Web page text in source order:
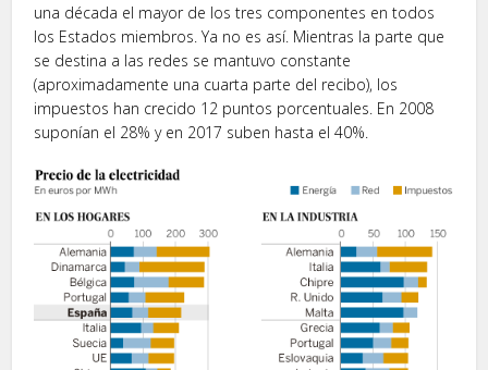
una década el mayor de los tres componentes en todos
los Estados miembros. Ya no es así. Mientras la parte que
se destina a las redes se mantuvo constante
(aproximadamente una cuarta parte del recibo), los
impuestos han crecido 12 puntos porcentuales. En 2008
suponían el 28% y en 2017 suben hasta el 40%.